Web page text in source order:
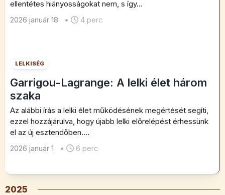
ellentétes hiányosságokat nem, s így...
2026 január 18
• 4 perc
LELKISÉG
Garrigou-Lagrange: A lelki élet három
szaka
Az alábbi írás a lelki élet működésének megértését segíti,
ezzel hozzájárulva, hogy újabb lelki előrelépést érhessünk
el az új esztendőben....
2026 január 1
• 6 perc
2025